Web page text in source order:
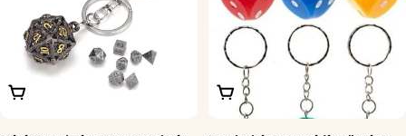
Lägg I Varukorg Lägg I Varukorg